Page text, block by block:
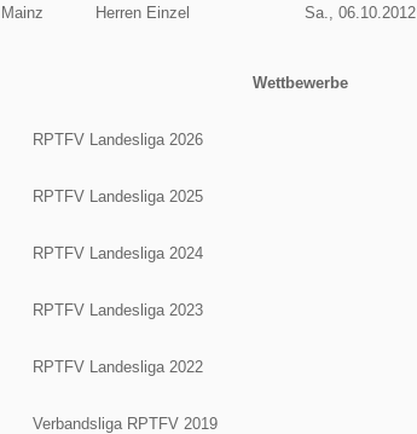
Mainz Herren Einzel Sa., 06.10.2012
Wettbewerbe
RPTFV Landesliga 2026
RPTFV Landesliga 2025
RPTFV Landesliga 2024
RPTFV Landesliga 2023
RPTFV Landesliga 2022
Verbandsliga RPTFV 2019